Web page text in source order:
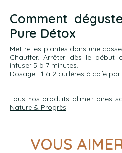
Comment
Pure Détox
Mettre les plantes dans une
Chauffer. Arrêter dès le début
infuser 5 à 7 minutes.
Dosage : 1 à 2 cuillères à café par
Tous nos produits alimentaires
Nature & Progrès.
VOUS